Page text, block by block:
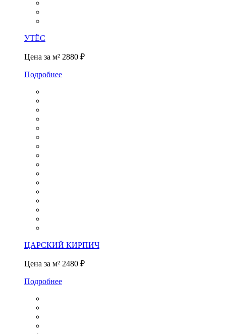
УТЁС
Цена за м² 2880 ₽
Подробнее
ЦАРСКИЙ КИРПИЧ
Цена за м² 2480 ₽
Подробнее